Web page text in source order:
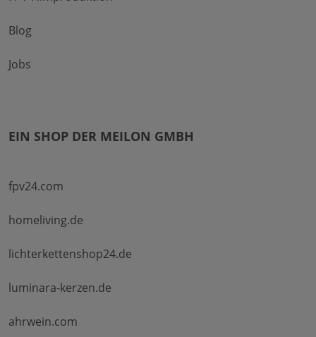
Blog
Jobs
EIN SHOP DER MEILON GMBH
fpv24.com
homeliving.de
lichterkettenshop24.de
luminara-kerzen.de
ahrwein.com